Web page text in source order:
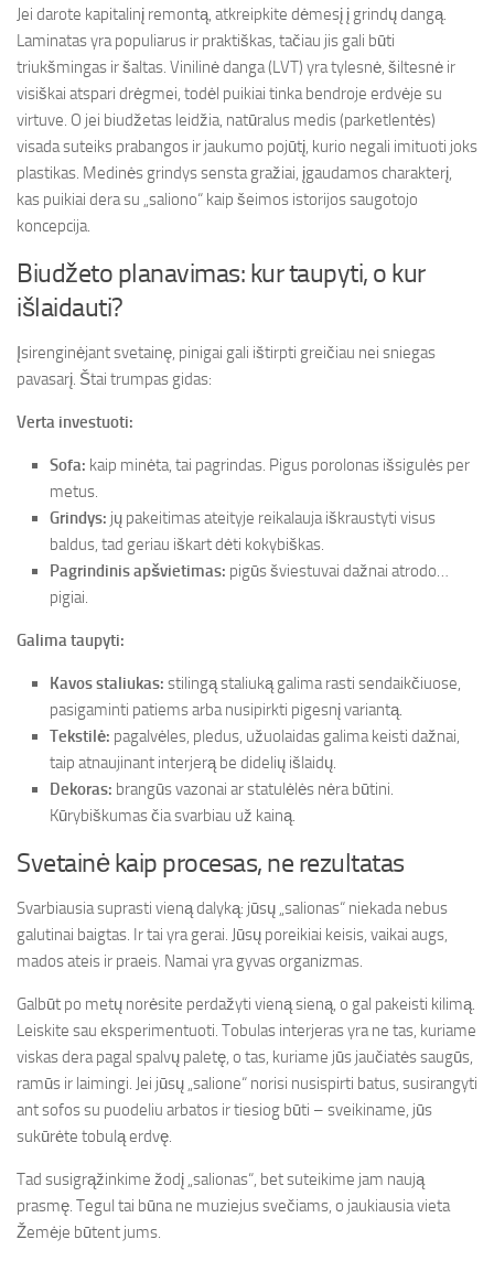
Jei darote kapitalinį remontą, atkreipkite dėmesį į grindų dangą.
Laminatas yra populiarus ir praktiškas, tačiau jis gali būti
triukšmingas ir šaltas. Vinilinė danga (LVT) yra tylesnė, šiltesnė ir
visiškai atspari drėgmei, todėl puikiai tinka bendroje erdvėje su
virtuve. O jei biudžetas leidžia, natūralus medis (parketlentės)
visada suteiks prabangos ir jaukumo pojūtį, kurio negali imituoti joks
plastikas. Medinės grindys sensta gražiai, įgaudamos charakterį,
kas puikiai dera su „saliono“ kaip šeimos istorijos saugotojo
koncepcija.
Biudžeto planavimas: kur taupyti, o kur
išlaidauti?
Įsirenginėjant svetainę, pinigai gali ištirpti greičiau nei sniegas
pavasarį. Štai trumpas gidas:
Verta investuoti:
Sofa: kaip minėta, tai pagrindas. Pigus porolonas išsigulės per
metus.
Grindys: jų pakeitimas ateityje reikalauja iškraustyti visus
baldus, tad geriau iškart dėti kokybiškas.
Pagrindinis apšvietimas: pigūs šviestuvai dažnai atrodo…
pigiai.
Galima taupyti:
Kavos staliukas: stilingą staliuką galima rasti sendaikčiuose,
pasigaminti patiems arba nusipirkti pigesnį variantą.
Tekstilė: pagalvėles, pledus, užuolaidas galima keisti dažnai,
taip atnaujinant interjerą be didelių išlaidų.
Dekoras: brangūs vazonai ar statulėlės nėra būtini.
Kūrybiškumas čia svarbiau už kainą.
Svetainė kaip procesas, ne rezultatas
Svarbiausia suprasti vieną dalyką: jūsų „salionas“ niekada nebus
galutinai baigtas. Ir tai yra gerai. Jūsų poreikiai keisis, vaikai augs,
mados ateis ir praeis. Namai yra gyvas organizmas.
Galbūt po metų norėsite perdažyti vieną sieną, o gal pakeisti kilimą.
Leiskite sau eksperimentuoti. Tobulas interjeras yra ne tas, kuriame
viskas dera pagal spalvų paletę, o tas, kuriame jūs jaučiatės saugūs,
ramūs ir laimingi. Jei jūsų „salione“ norisi nusispirti batus, susirangyti
ant sofos su puodeliu arbatos ir tiesiog būti – sveikiname, jūs
sukūrėte tobulą erdvę.
Tad susigrąžinkime žodį „salionas“, bet suteikime jam naują
prasmę. Tegul tai būna ne muziejus svečiams, o jaukiausia vieta
Žemėje būtent jums.